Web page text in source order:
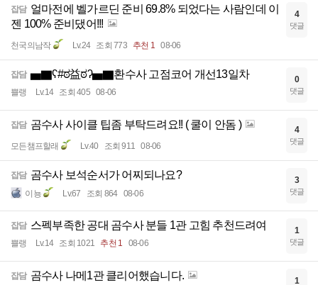
잡담 얼마전에 벨가르딘 준비 69.8% 되었다는 사람인데 이
젠 100% 준비댔어!!!
천국의남작 Lv.24 조회 773 추천 1 08-06
4
댓글
잡담 ▅▇ʕ#ಠ益ಠʔ▅▇환수사 고점코어 개선13일차
쁠랭 Lv.14 조회 405 08-06
0
댓글
잡담 곰수사 사이클 팁좀 부탁드려요!! ( 쿨이 안돔 )
모든챔프할래 Lv.40 조회 911 08-06
4
댓글
잡담 곰수사 보석순서가 어찌되나요?
이뇽 Lv.67 조회 864 08-06
3
댓글
잡담 스펙부족한 공대 곰수사 분들 1관 고힘 추천드려여
쁠랭 Lv.14 조회 1021 추천 1 08-06
1
댓글
잡담 곰수사 나메1관 클리어했습니다. 1